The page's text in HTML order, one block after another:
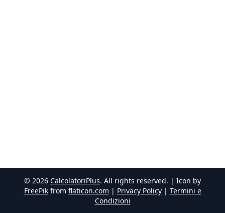
© 2026 CalcolatoriPlus. All rights reserved. | Icon by
FreePik from flaticon.com | Privacy Policy| Termini e
Condizioni